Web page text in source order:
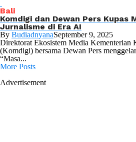
Bali
Komdigi dan Dewan Pers Kupas
Jurnalisme di Era AI
By BudiadnyanaSeptember 9, 2025
Direktorat Ekosistem Media Kementerian
(Komdigi) bersama Dewan Pers
“Masa...
More Posts
Advertisement